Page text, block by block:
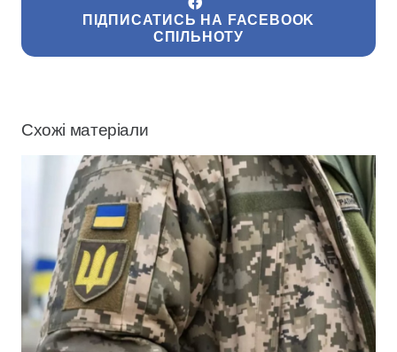
ПІДПИСАТИСЬ НА FACEBOOK
СПІЛЬНОТУ
Схожі матеріали